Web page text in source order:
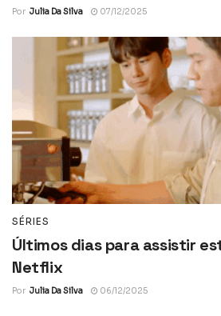
Por Julia Da Silva 07/12/2025
SÉRIES
Últimos dias para assistir
Netflix
Por Julia Da Silva 06/12/2025